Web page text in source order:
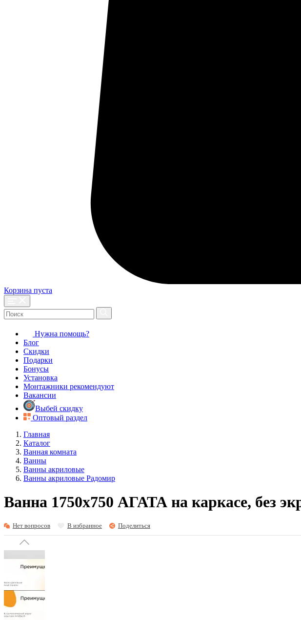
Корзина пуста
Нужна помощь?
Блог
Скидки
Подарки
Бонусы
Установка
Монтажники рекомендуют
Вакансии
Выбей скидку
Оптовый раздел
Главная
Каталог
Ванная комната
Ванны
Ванны акриловые
Ванны акриловые Радомир
Ванна 1750x750 АГАТА на каркасе, без
Нет вопросов В избранное Поделиться